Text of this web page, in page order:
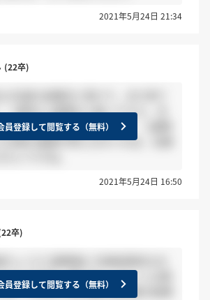
2021年5月24日 21:34
(22卒)
一般的に1週間以上経ってから，合
ないので既に諦めています… 1週間
合格の連絡が来た方がいれば，名乗
員登録して閲覧する（無料）
2021年5月24日 16:50
卒)
たんですが、来てないってことは落
ね？ちなみに私は最終面接後の結果
員登録して閲覧する（無料）